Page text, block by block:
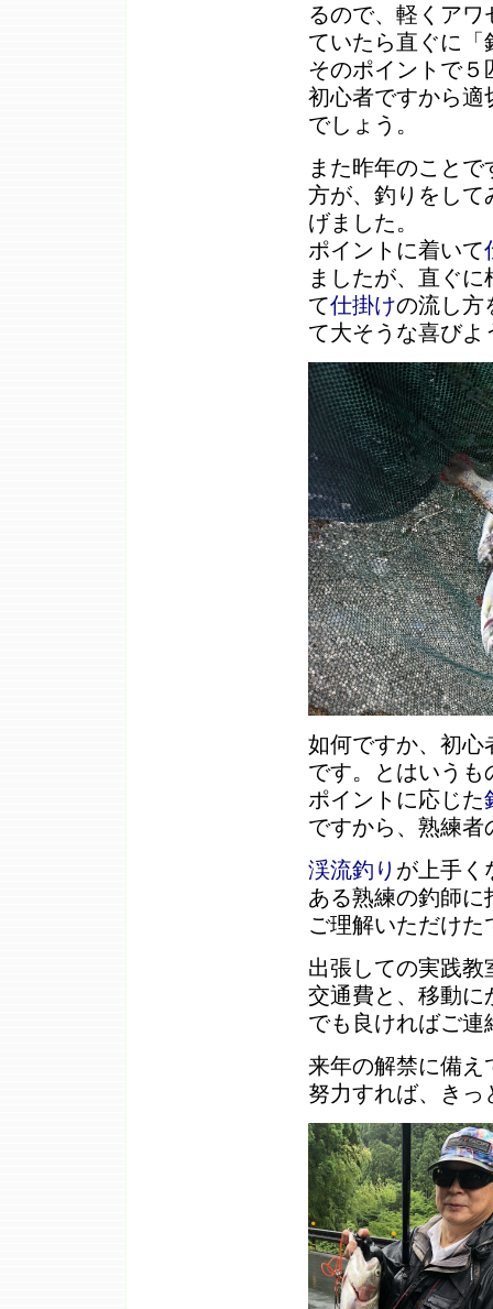
るので、軽くア
ていたら直ぐに
そのポイントで
初心者ですから適
でしょう。
また昨年のこと
方が、釣りをして
げました。
ポイントに着いて
ましたが、直ぐ
て仕掛けの流し方
て大そうな喜びよ
如何ですか、初心
です。とはいう
ポイントに応じた
ですから、熟練
渓流釣り が上手く
ある熟練の釣師
ご理解いただけた
出張しての実践
交通費と、移動に
でも良ければご連
来年の解禁に備え
努力すれば、きっ